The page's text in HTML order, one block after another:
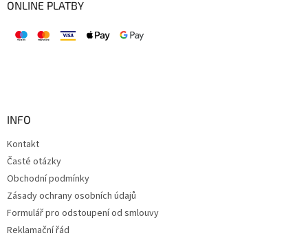
ONLINE PLATBY
INFO
Kontakt
Časté otázky
Obchodní podmínky
Zásady ochrany osobních údajů
Formulář pro odstoupení od smlouvy
Reklamační řád